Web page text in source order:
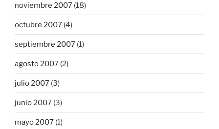
noviembre 2007 (18)
octubre 2007 (4)
septiembre 2007 (1)
agosto 2007 (2)
julio 2007 (3)
junio 2007 (3)
mayo 2007 (1)